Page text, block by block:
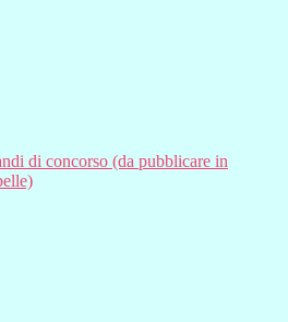
di concorso (da pubblicare in